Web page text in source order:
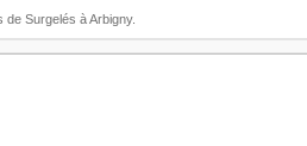
de Surgelés à Arbigny.